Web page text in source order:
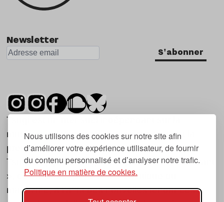
Nous utilisons des cookies sur notre site afin
d’améliorer votre expérience utilisateur, de fournir
du contenu personnalisé et d’analyser notre trafic.
Politique en matière de cookies.
Newsletter
S'abonner
Tsugi est un mensuel indépendant sur la
musique et les nouvelles tendances, dont la
première parution date de 2007.
Tsugi en japonais signifie « prochain », « suivant
», ce qui correspond à la thématique du
magazine, à l’affût des nouvelles tendances